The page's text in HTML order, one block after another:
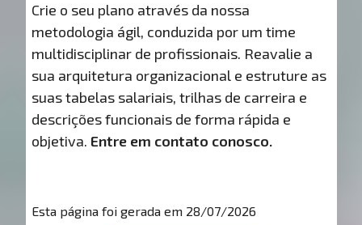
Crie o seu plano através da nossa
metodologia ágil, conduzida por um time
multidisciplinar de profissionais. Reavalie a
sua arquitetura organizacional e estruture as
suas tabelas salariais, trilhas de carreira e
descrições funcionais de forma rápida e
objetiva. Entre em contato conosco.
Esta página foi gerada em 28/07/2026